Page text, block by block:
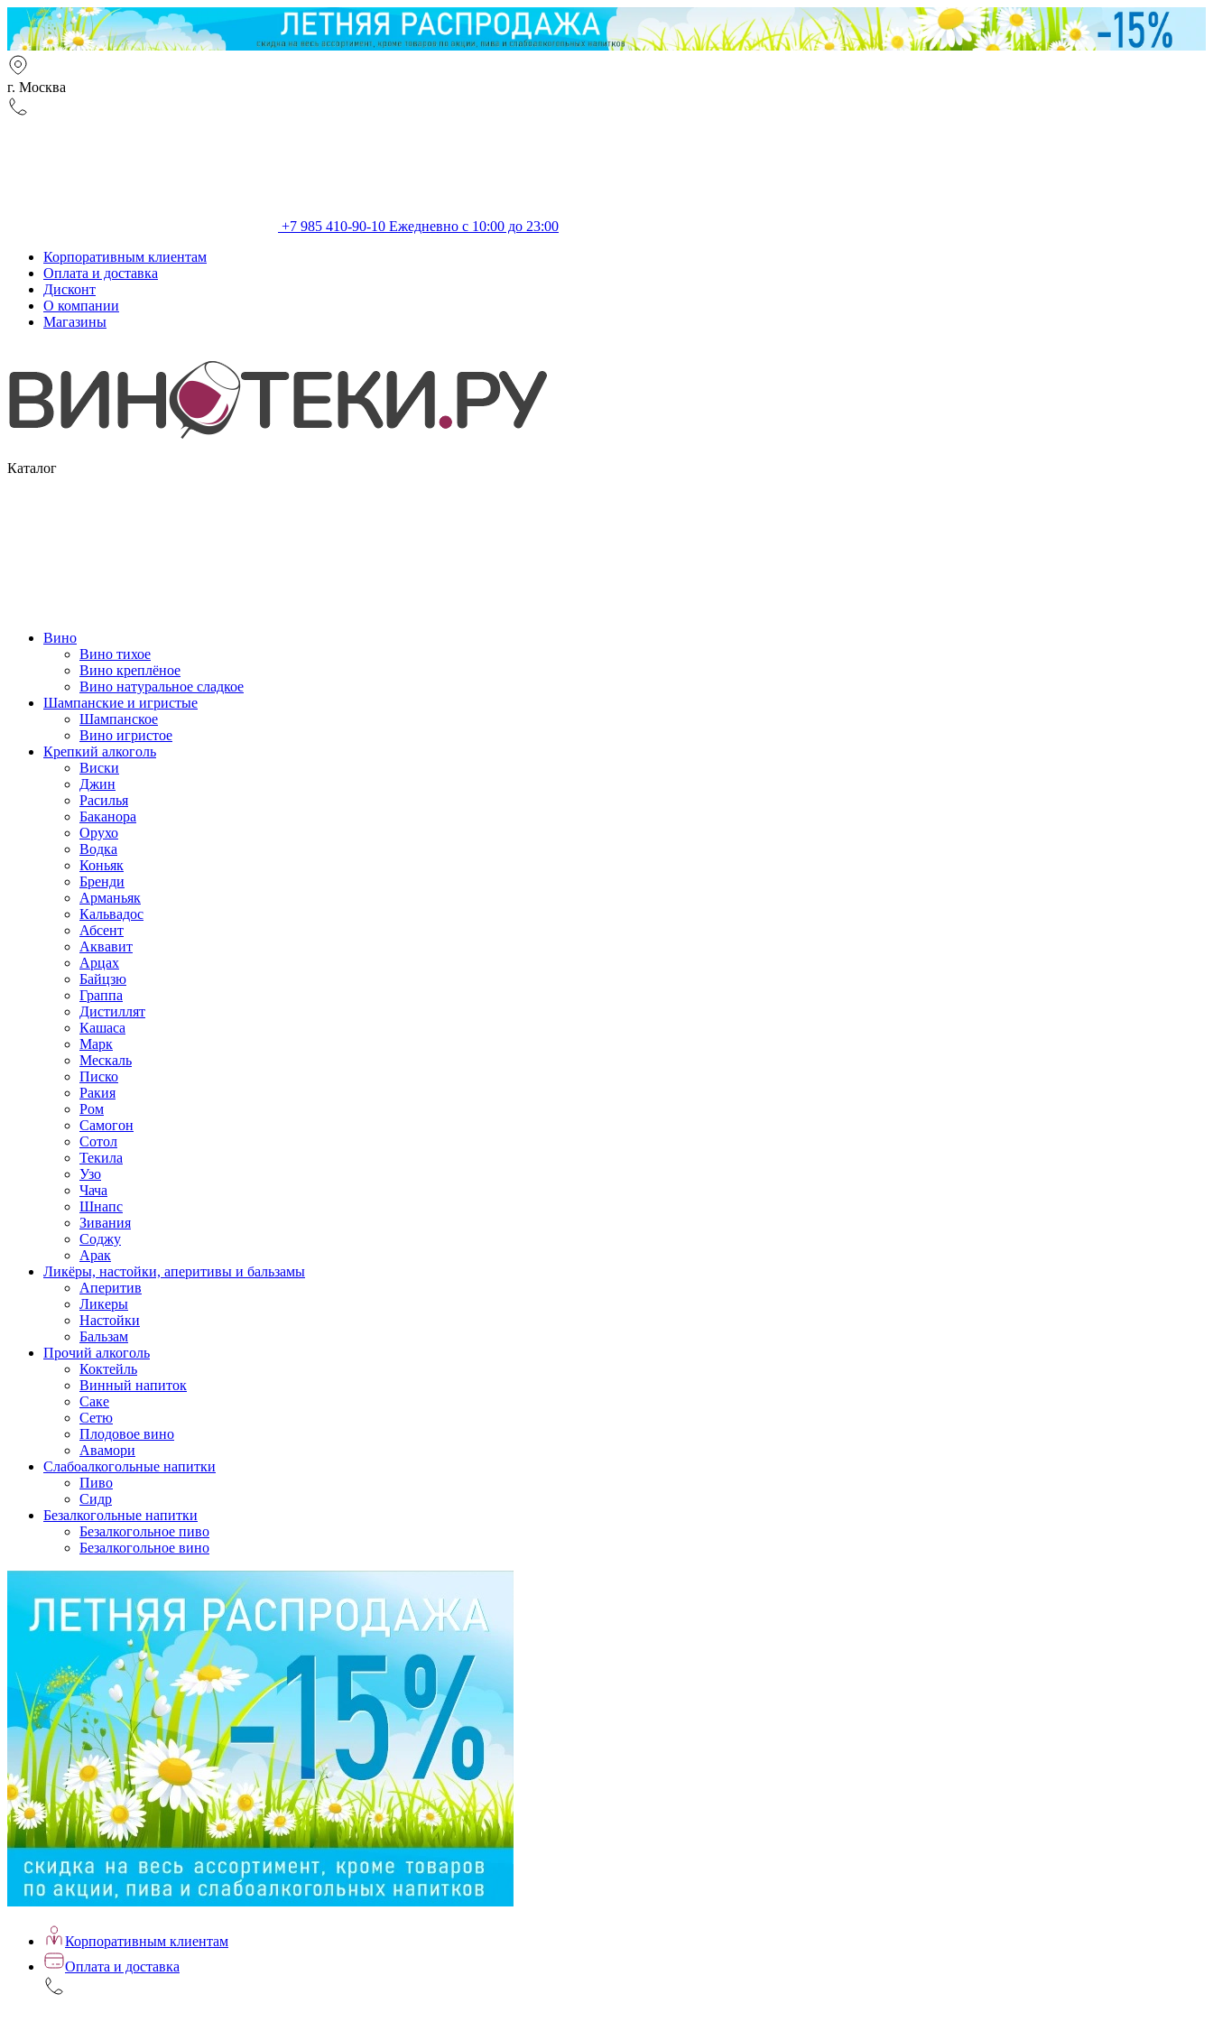
г. Москва
+7 985 410-90-10 Ежедневно с 10:00 до 23:00
Корпоративным клиентам
Оплата и доставка
Дисконт
О компании
Магазины
Каталог
Вино
Вино тихое
Вино креплёное
Вино натуральное сладкое
Шампанские и игристые
Шампанское
Вино игристое
Крепкий алкоголь
Виски
Джин
Расилья
Баканора
Орухо
Водка
Коньяк
Бренди
Арманьяк
Кальвадос
Абсент
Аквавит
Арцах
Байцзю
Граппа
Дистиллят
Кашаса
Марк
Мескаль
Писко
Ракия
Ром
Самогон
Сотол
Текила
Узо
Чача
Шнапс
Зивания
Соджу
Арак
Ликёры, настойки, аперитивы и бальзамы
Аперитив
Ликеры
Настойки
Бальзам
Прочий алкоголь
Коктейль
Винный напиток
Саке
Сетю
Плодовое вино
Авамори
Слабоалкогольные напитки
Пиво
Сидр
Безалкогольные напитки
Безалкогольное пиво
Безалкогольное вино
Корпоративным клиентам
Оплата и доставка